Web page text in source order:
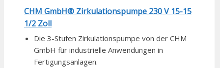
CHM GmbH® Zirkulationspumpe 230 V 15-15
1/2 Zoll
Die 3-Stufen Zirkulationspumpe von der CHM
GmbH für industrielle Anwendungen in
Fertigungsanlagen.